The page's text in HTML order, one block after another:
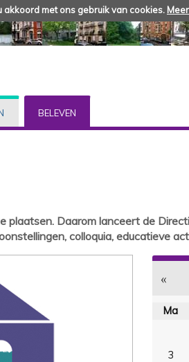
met ons gebruik van cookies.
BELEVEN
Daarom lanceert de
colloquia, educatieve
«
Ma
3